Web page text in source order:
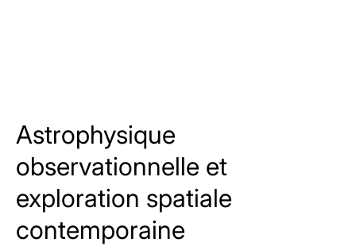
Astrophysique
observationnelle et
exploration spatiale
contemporaine